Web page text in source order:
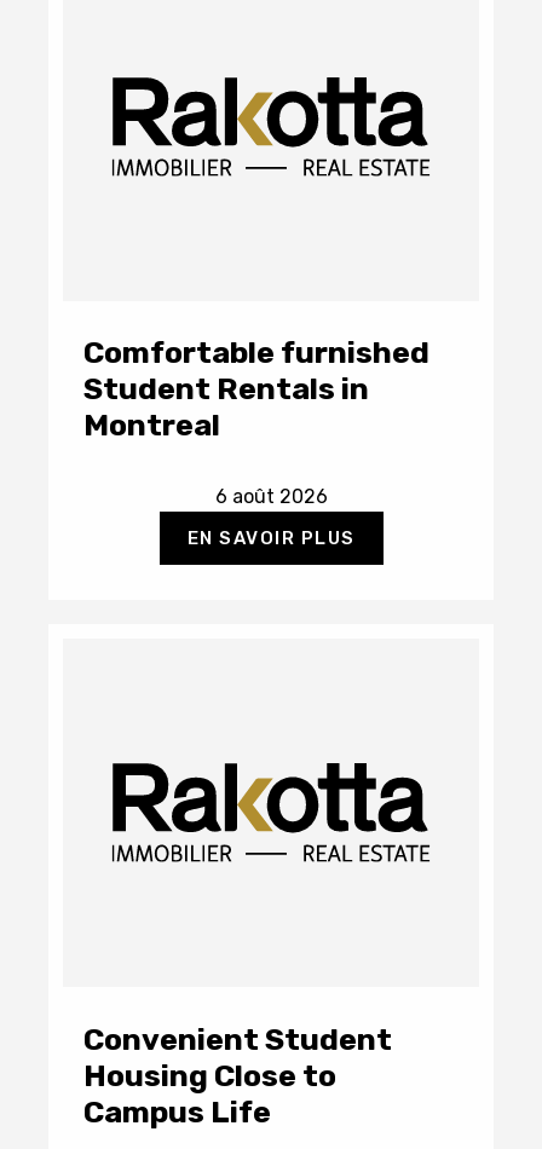
Comfortable furnished
Student Rentals in
Montreal
6 août 2026
EN SAVOIR PLUS
Convenient Student
Housing Close to
Campus Life